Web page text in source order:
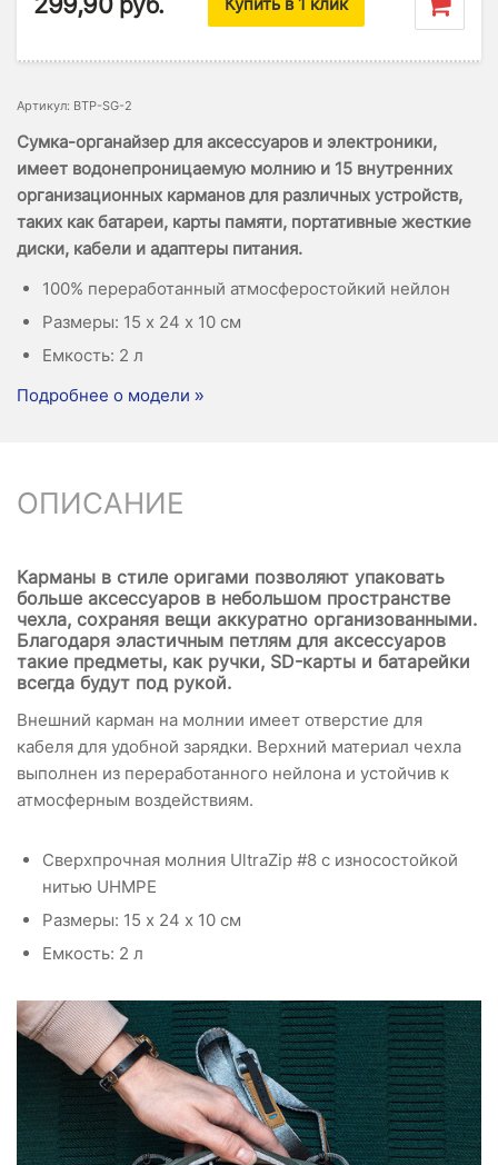
Артикул: BTP-SG-2
Сумка-органайзер для аксессуаров и электроники,
имеет водонепроницаемую молнию и 15 внутренних
организационных карманов для различных устройств,
таких как батареи, карты памяти, портативные жесткие
диски, кабели и адаптеры питания.
100% переработанный атмосферостойкий нейлон
Размеры: 15 х 24 х 10 см
Емкость: 2 л
Подробнее о модели »
ОПИСАНИЕ
Карманы в стиле оригами позволяют упаковать
больше аксессуаров в небольшом пространстве
чехла, сохраняя вещи аккуратно организованными.
Благодаря эластичным петлям для аксессуаров
такие предметы, как ручки, SD-карты и батарейки
всегда будут под рукой.
Внешний карман на молнии имеет отверстие для
кабеля для удобной зарядки. Верхний материал чехла
выполнен из переработанного нейлона и устойчив к
атмосферным воздействиям.
Сверхпрочная молния UltraZip #8 с износостойкой
нитью UHMPE
Размеры: 15 х 24 х 10 см
Емкость: 2 л